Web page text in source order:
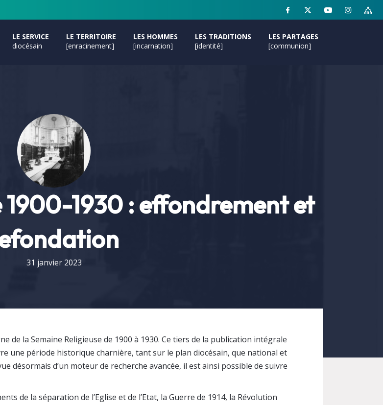
LE SERVICE
diocésain
LE TERRITOIRE
[enracinement]
LES HOMMES
[incarnation]
LES TRADITIONS
[identité]
LES PARTAGES
[communion]
1900-1930 : effondrement et
31 janvier 2023
de la Semaine Religieuse de 1900 à 1930. Ce tiers de la publication intégrale
une période historique charnière, tant sur le plan diocésain, que national et
désormais d’un moteur de recherche avancée, il est ainsi possible de suivre
de la séparation de l’Eglise et de l’Etat, la Guerre de 1914, la Révolution